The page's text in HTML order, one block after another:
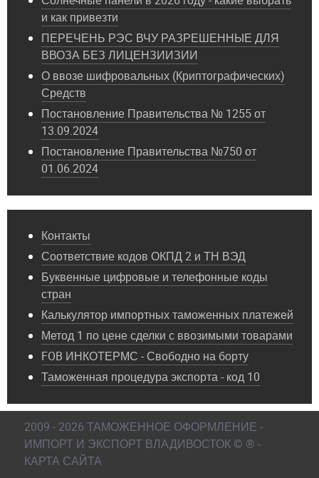
и как привезти
ПЕРЕЧЕНЬ РЭС ВЧУ РАЗРЕШЕННЫЕ ДЛЯ
ВВОЗА БЕЗ ЛИЦЕНЗИИЗИИ
О ввозе шифровальных (Криптографических)
Средств
Постановление Правительства № 1255 от
13.09.2024
Постановление Правительства №750 от
01.06.2024
Контакты
Соответствие кодов ОКПД 2 и ТН ВЭД
Буквенные цифровые и телефонные коды
стран
Калькулятор импортных таможенных платежей
Метод 1 по цене сделки с ввозимыми товарами
FOB ИНКОТЕРМС - Свободно на борту
Таможенная процедура экспорта - код 10
2009 - 2026 ТАМОЖЕННОЕ ОФОРМЛЕНИЕ -
ИМПОРТ И ЭКСПОРТ ВЛАДИВОСТОК © ® -
КАРТА САЙТА